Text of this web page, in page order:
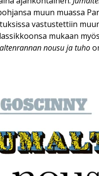
muun muassa
vastustettiin
mukaan
nousu ja tuho